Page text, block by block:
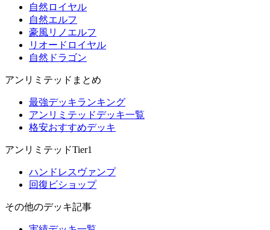
自然ロイヤル
自然エルフ
豪風リノエルフ
リオードロイヤル
自然ドラゴン
アンリミテッドまとめ
最強デッキランキング
アンリミテッドデッキ一覧
格安おすすめデッキ
アンリミテッドTier1
ハンドレスヴァンプ
回復ビショップ
その他のデッキ記事